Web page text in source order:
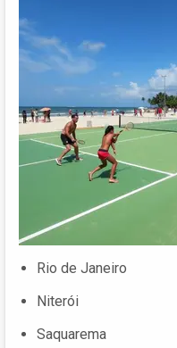
Rio de Janeiro
Niterói
Saquarema